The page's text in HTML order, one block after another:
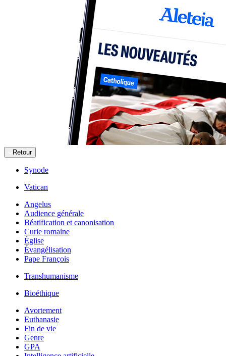
Retour
Synode
Vatican
Angelus
Audience générale
Béatification et canonisation
Curie romaine
Église
Évangélisation
Pape François
Transhumanisme
Bioéthique
Avortement
Euthanasie
Fin de vie
Genre
GPA